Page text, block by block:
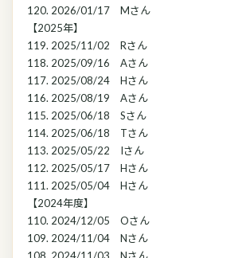
120. 2026/01/17 Mさん
【2025年】
119. 2025/11/02 Rさん
118. 2025/09/16 Aさん
117. 2025/08/24 Hさん
116. 2025/08/19 Aさん
115. 2025/06/18 Sさん
114. 2025/06/18 Tさん
113. 2025/05/22 Iさん
112. 2025/05/17 Hさん
111. 2025/05/04 Hさん
【2024年度】
110. 2024/12/05 Oさん
109. 2024/11/04 Nさん
108. 2024/11/03 Nさん